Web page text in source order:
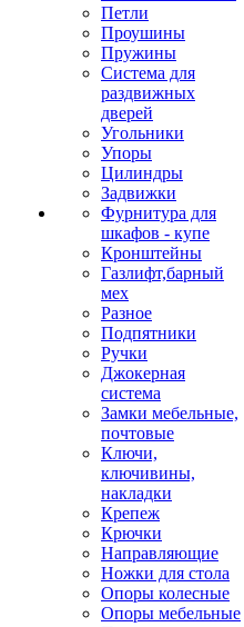
Петли
Проушины
Пружины
Система для
раздвижных
дверей
Угольники
Упоры
Цилиндры
Задвижки
Фурнитура для
шкафов - купе
Кронштейны
Газлифт,барный
мех
Разное
Подпятники
Ручки
Джокерная
система
Замки мебельные,
почтовые
Ключи,
ключивины,
накладки
Крепеж
Крючки
Направляющие
Ножки для стола
Опоры колесные
Опоры мебельные